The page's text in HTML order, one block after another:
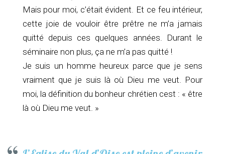
Mais pour moi, c’était évident. Et ce feu intérieur,
cette joie de vouloir être prêtre ne m’a jamais
quitté depuis ces quelques années. Durant le
séminaire non plus, ça ne m’a pas quitté !
Je suis un homme heureux parce que je sens
vraiment que je suis là où Dieu me veut. Pour
moi, la définition du bonheur chrétien cest : « être
là où Dieu me veut. »